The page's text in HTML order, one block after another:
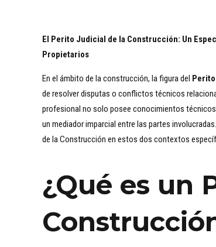
El Perito Judicial de la Construcción: Un
Propietarios
En el ámbito de la construcción, la figura del
de resolver disputas o conflictos técnicos
profesional no solo posee conocimientos
un mediador imparcial entre las partes
de la Construcción en estos dos contextos
¿Qué es un